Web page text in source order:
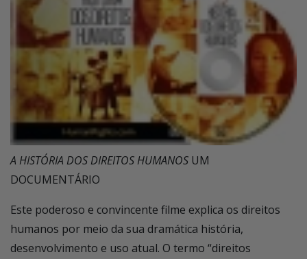
A HISTÓRIA DOS DIREITOS HUMANOS UM
DOCUMENTÁRIO
Este poderoso e convincente filme explica os direitos
humanos por meio da sua dramática história,
desenvolvimento e uso atual. O termo “direitos